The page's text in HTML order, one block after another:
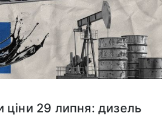
29 липня: дизель